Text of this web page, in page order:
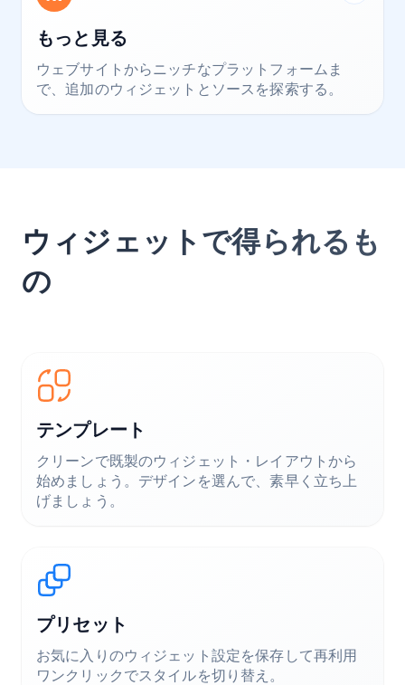
もっと見る
ウェブサイトからニッチなプラットフォームま
で、追加のウィジェットとソースを探索する。
ウィジェットで得られるも
の
テンプレート
クリーンで既製のウィジェット・レイアウトから
始めましょう。デザインを選んで、素早く立ち上
げましょう。
プリセット
お気に入りのウィジェット設定を保存して再利用
ワンクリックでスタイルを切り替え。